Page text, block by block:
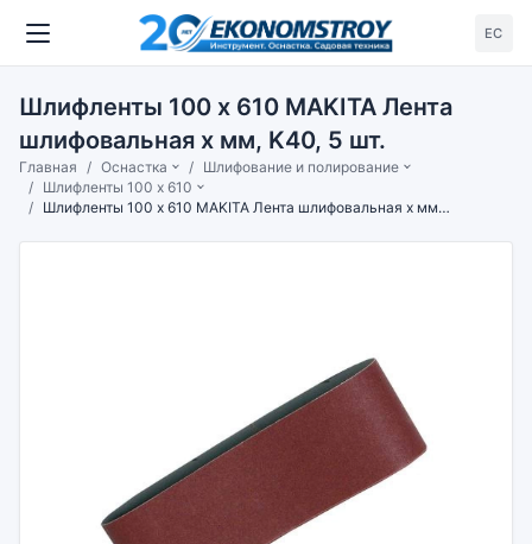
ЕС
Шлифленты 100 х 610 MAKITA Лента
шлифовальная х мм, K40, 5 шт.
Главная Оснастка
Шлифование и полирование
Шлифленты 100 х 610
Шлифленты 100 х 610 MAKITA Лента шлифовальная х мм, K40, 5 шт.